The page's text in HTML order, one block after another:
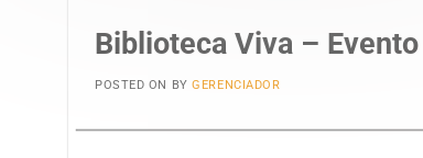
Biblioteca Viva –
POSTED ON BYGERENCIADOR